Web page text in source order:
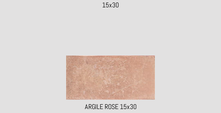
15x30
ARGILE ROSE 15x30